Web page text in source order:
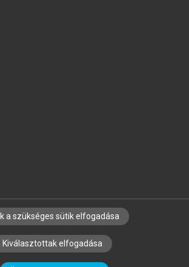
CÉGEKNEK KÖNYVTÁROSOKNAK
ÉS LEKTORÁLÁSI ALAPELVEK
a szükséges sütik elfogadása
Kiválasztottak elfogadása